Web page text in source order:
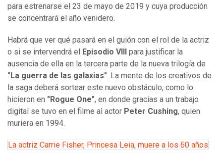
para estrenarse el 23 de mayo de 2019 y cuya producción
se concentrará el año venidero.
Habrá que ver qué pasará en el guión con el rol de la actriz
o si se intervendrá el
Episodio VIII
para justificar la
ausencia de ella en la tercera parte de la nueva trilogía de
"La guerra de las galaxias". La mente de los creativos de
la saga deberá sortear este nuevo obstáculo, como lo
hicieron en "Rogue One", en donde gracias a un trabajo
digital se tuvo en el filme al actor Peter Cushing, quien
muriera en 1994.
La actriz Carrie Fisher, Princesa Leia, muere a los 60 años